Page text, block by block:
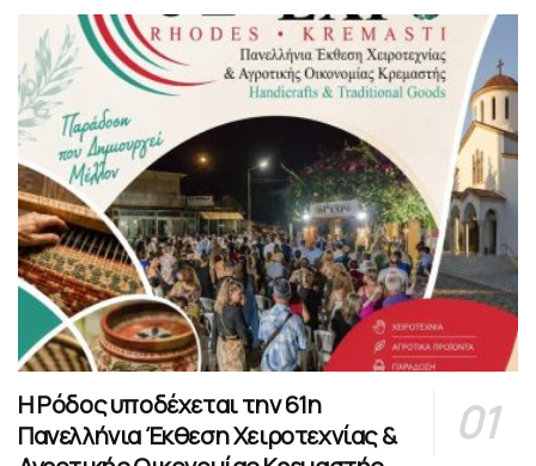
Η Ρόδος υποδέχεται την 61η
Πανελλήνια Έκθεση Χειροτεχνίας &